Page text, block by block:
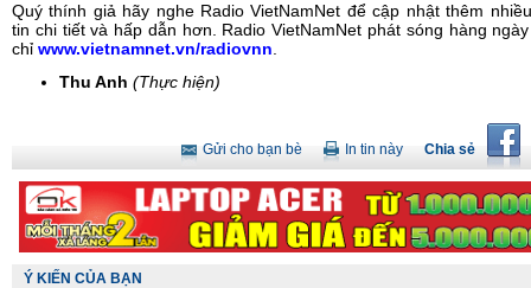
Quý thính giả hãy nghe Radio VietNamNet để cập nhật thêm
tin chi tiết và hấp dẫn hơn. Radio VietNamNet phát sóng hàng
chỉ www.vietnamnet.vn/radiovnn
Thu Anh (Thực hiện)
Chia sẻ
In tin này
Gửi cho bạn bè
Ý KIẾN CỦA BẠN